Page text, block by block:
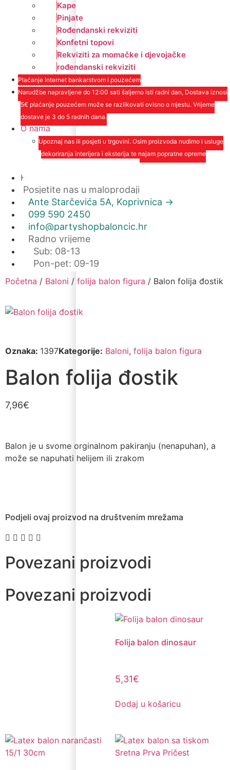
Kape
Pinjate
Rođendanski rekviziti
Konfetni topovi
Rekviziti za momačke i djevojačke
rođendanski rekviziti
Plaćanje Internet bankarstvom i pouzećem
Narudžbe napravljene do 12:00 sati šaljemo isti radni dan, Dostava iznosi
5€ plaćanje pouzećem može se razlikovati ovisno o mjestu. Vrijeme
dostave je 3 do 5 radnih dana.
O nama
Upoznaj nas ili posjeti u trgovini. Osim proizvoda nudimo i usluge
dekoriranja interijera i eksterija te najam popratne opreme
Kontakt
Posjetite nas u maloprodaji
Ante Starčevića 5A, Koprivnica ->
099 590 2450
info@partyshopbaloncic.hr
Radno vrijeme
Sub: 08-13
Pon-pet: 09-19
Početna / Baloni / folija balon figura / Balon folija đostik
Oznaka: 1397Kategorije: Baloni, folija balon figura
Balon folija đostik
7,96€
Balon je u svome orginalnom pakiranju (nenapuhan), a
može se napuhati helijem ili zrakom
Podjeli ovaj proizvod na društvenim mrežama
Povezani proizvodi
Povezani proizvodi
Folija balon dinosaur
5,31€
Dodaj u košaricu